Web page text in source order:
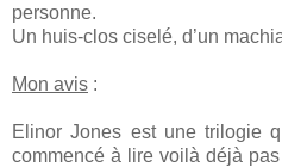
personne.
Un huis-clos ciselé, d’un
Mon avis :
Elinor Jones est une trilogie
commencé à lire voilà déjà